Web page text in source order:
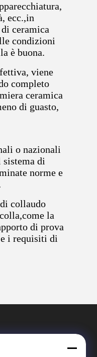
ecc.,in
ceramica
condizioni
è buona.
viene
completo
ceramica
di guasto,
o nazionali
di
norme e
collaudo
la
di prova
i requisiti di